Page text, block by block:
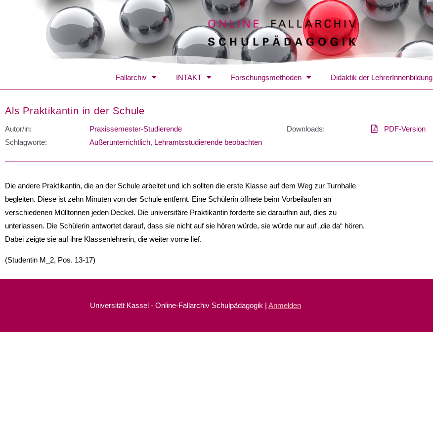
Fallarchiv INTAKT Forschungsmethoden Didaktik der LehrerInnenbildung
Als Praktikantin in der Schule
Autor/in:
Praxissemester-Studierende
Schlagworte:
Außerunterrichtlich, Lehramtsstudierende beobachten
Downloads: PDF-Version
Die andere Praktikantin, die an der Schule arbeitet und ich sollten die erste Klasse auf dem Weg zur Turnhalle
begleiten. Diese ist zehn Minuten von der Schule entfernt. Eine Schülerin öffnete beim Vorbeilaufen an
verschiedenen Mülltonnen jeden Deckel. Die universitäre Praktikantin forderte sie daraufhin auf, dies zu
unterlassen. Die Schülerin antwortet darauf, dass sie nicht auf sie hören würde, sie würde nur auf „die da“ hören.
Dabei zeigte sie auf ihre Klassenlehrerin, die weiter vorne lief.
(Studentin M_2, Pos. 13-17)
Universität Kassel - Online-Fallarchiv Schulpädagogik | Anmelden